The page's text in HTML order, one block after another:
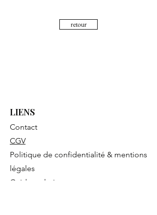
retour
LIENS
Contact
CGV
Politique de confidentialité & mentions
légales
Guide technique